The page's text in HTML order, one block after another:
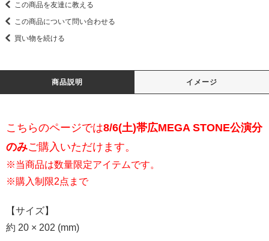
この商品を友達に教える
この商品について問い合わせる
買い物を続ける
商品説明 イメージ
こちらのページでは8/6(土)帯広MEGA STONE公演分
のみご購入いただけます。
※当商品は数量限定アイテムです。
※購入制限2点まで
【サイズ】
約 20 × 202 (mm)